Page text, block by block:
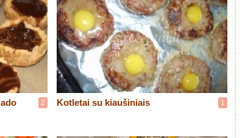
2 Kotletai su kiaušiniais 1